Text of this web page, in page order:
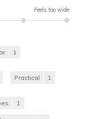
Feels too wide
1
Practical 1
1